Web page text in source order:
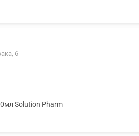
6
Solution Pharm